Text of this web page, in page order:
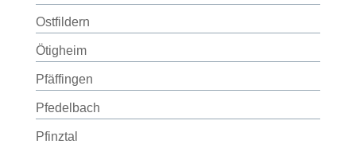
Ostfildern
Ötigheim
Pfäffingen
Pfedelbach
Pfinztal